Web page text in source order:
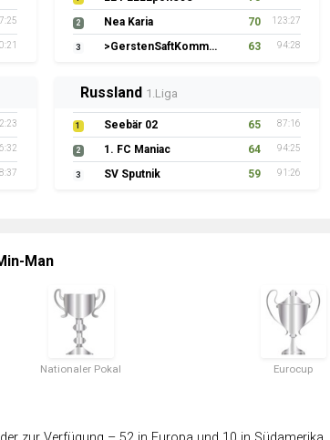
2 Nea Karia 70 123:27
3 >GerstenSaftKommando 63 94:28
Russland 1.Liga
1 Seebär 02 65 87:16
2 1. FC Maniac 64 94:25
3 SV Sputnik 59 91:26
Man
Nationaler Pokal Eurocup